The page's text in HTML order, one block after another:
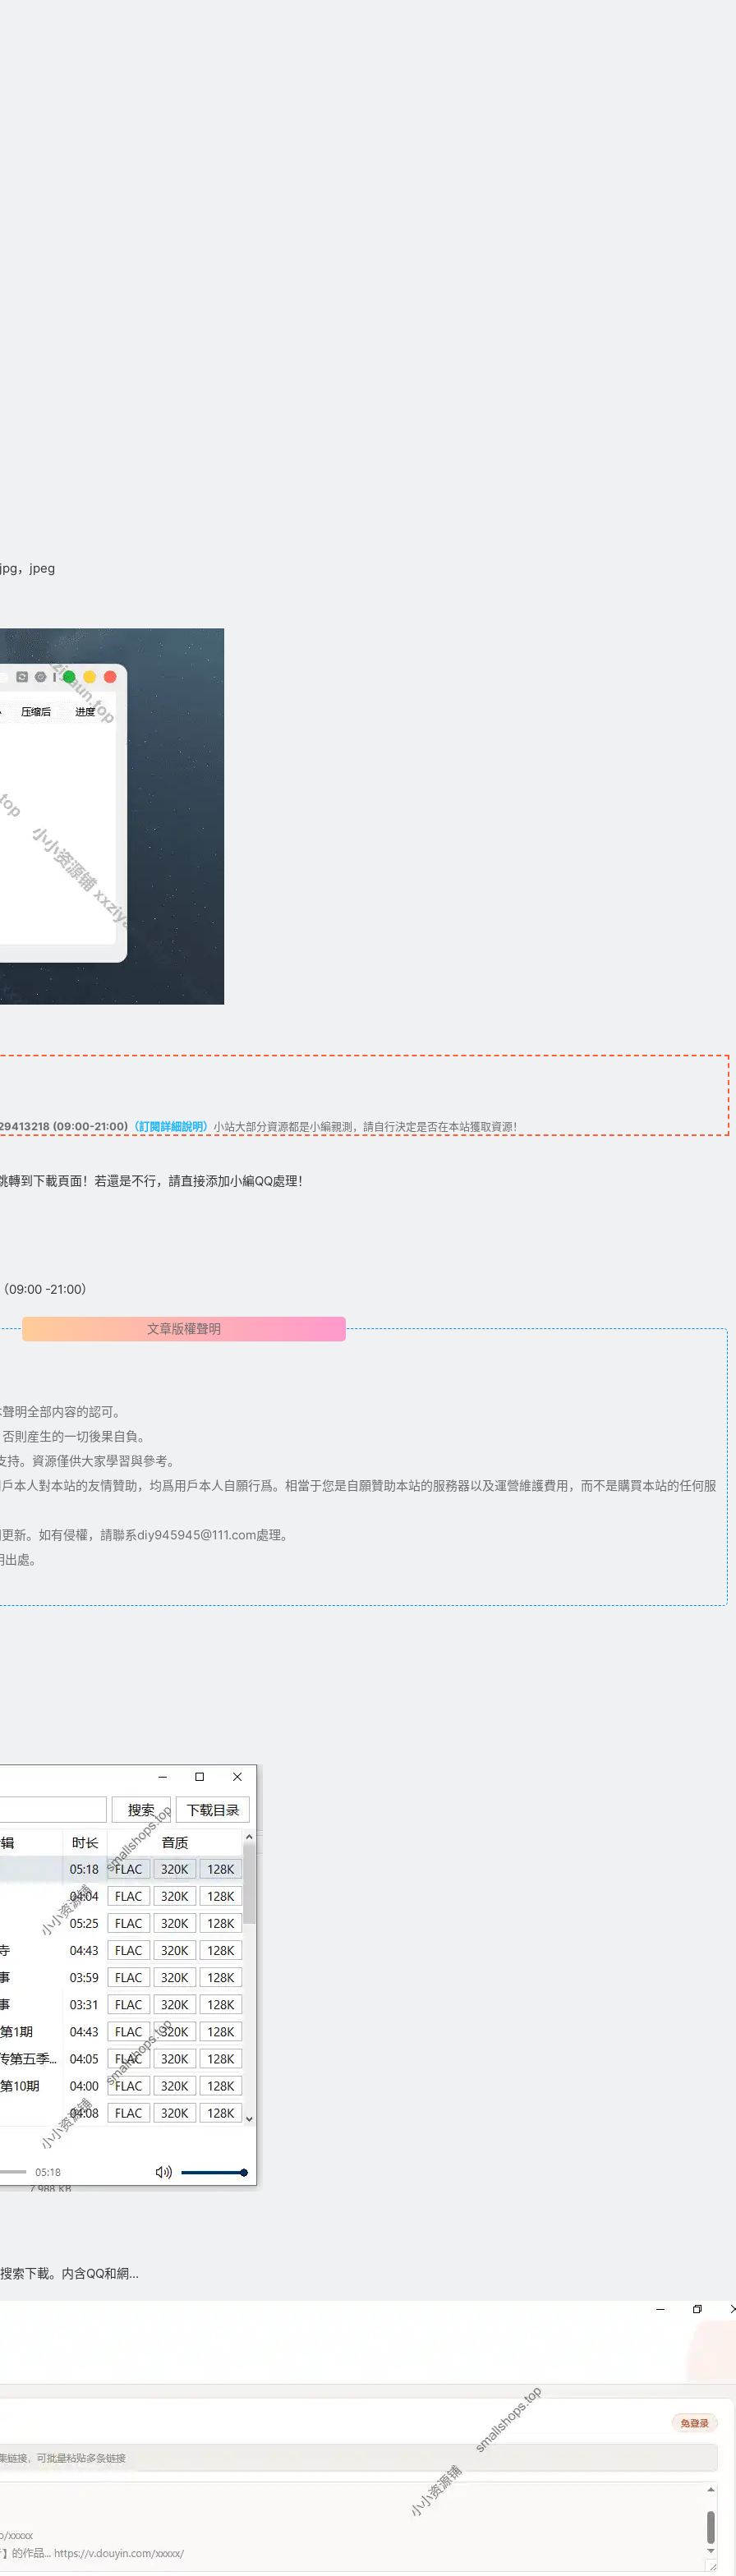
，jpeg
(09:00-21:00) （訂閱詳細說明） 小站大部分資源都是小編親測，請自行決定是否在本站獲取資源！
到下載頁面！若還是不行，請直接添加小編QQ處理！
09:00 -21:00）
文章版權聲明
明全部内容的認可。
則産生的一切後果自負。
。資源僅供大家學習與參考。
本人對本站的友情贊助，均爲用戶本人自願行爲。相當于您是自願贊助本站的服務器以及運營維護費用，而不是購買本站的任何服
新。如有侵權，請聯系diy945945@111.com處理。
處。
索下載。内含QQ和網...